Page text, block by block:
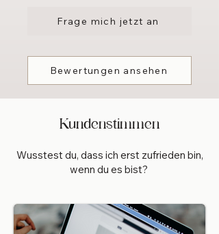
Frage mich jetzt an
Bewertungen ansehen
Kundenstimmen
Wusstest du, dass ich erst zufrieden bin,
wenn du es bist?